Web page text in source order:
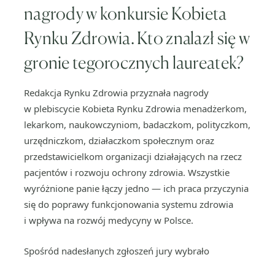
nagrody w konkursie Kobieta
Rynku Zdrowia. Kto znalazł się w
gronie tegorocznych laureatek?
Redakcja Rynku Zdrowia przyznała nagrody
w plebiscycie Kobieta Rynku Zdrowia menadżerkom,
lekarkom, naukowczyniom, badaczkom, polityczkom,
urzędniczkom, działaczkom społecznym oraz
przedstawicielkom organizacji działających na rzecz
pacjentów i rozwoju ochrony zdrowia. Wszystkie
wyróżnione panie łączy jedno — ich praca przyczynia
się do poprawy funkcjonowania systemu zdrowia
i wpływa na rozwój medycyny w Polsce.
Spośród nadesłanych zgłoszeń jury wybrało